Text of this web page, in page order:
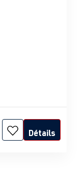
Détails